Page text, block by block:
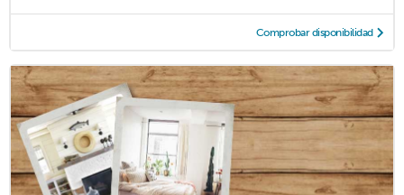
Comprobar disponibilidad